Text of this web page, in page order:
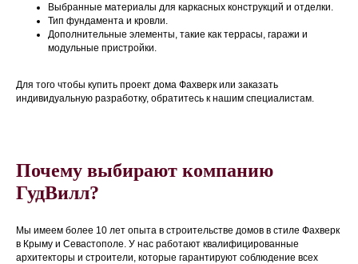
Выбранные материалы для каркасных конструкций и отделки.
Тип фундамента и кровли.
Дополнительные элементы, такие как террасы, гаражи и
модульные пристройки.
Для того чтобы купить проект дома Фахверк или заказать
индивидуальную разработку, обратитесь к нашим специалистам.
Почему выбирают компанию
ГудВилл?
Мы имеем более 10 лет опыта в строительстве домов в стиле Фахверк
в Крыму и Севастополе. У нас работают квалифицированные
архитекторы и строители, которые гарантируют соблюдение всех